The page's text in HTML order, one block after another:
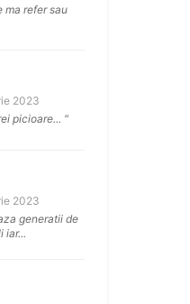
ma refer sau
2023
picioare... "
2023
generatii de
iar...